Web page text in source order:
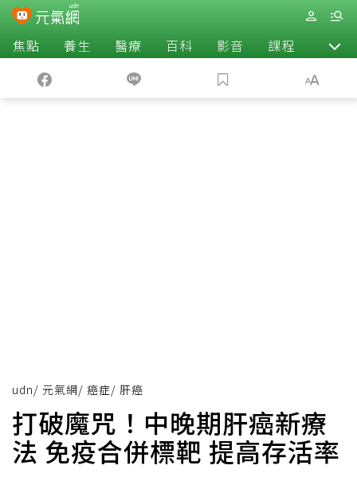
焦點 養生 醫療 百科 影音 課程 退休
udn/ 元氣網/ 癌症/ 肝癌
打破魔咒！中晚期肝癌新療
法 免疫合併標靶 提高存活率